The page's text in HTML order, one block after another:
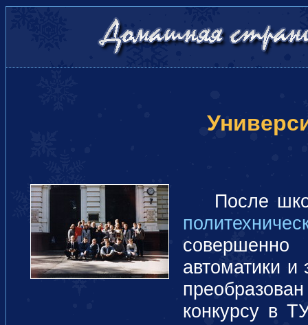
После
совершенно
автоматики и
конкурсу в